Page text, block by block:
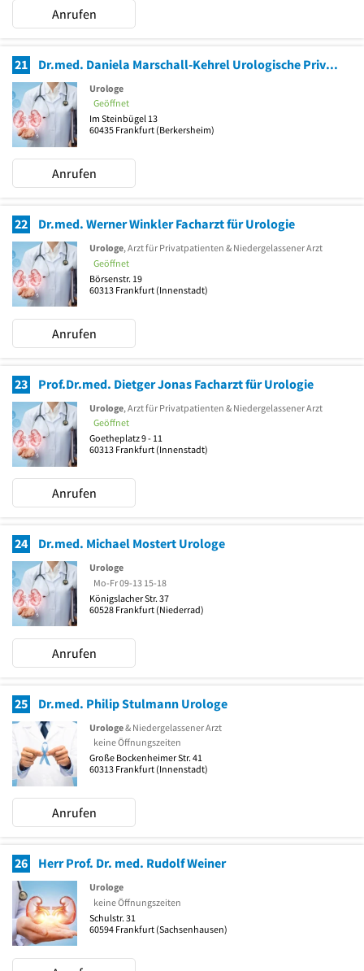
Anrufen
21 Dr.med. Daniela Marschall-Kehrel Urologische Privatpraxis Marschall-Kehrel Ärztin
Urologe
Geöffnet
Im Steinbügel 13
60435 Frankfurt (Berkersheim)
Anrufen
22 Dr.med. Werner Winkler Facharzt für Urologie
Urologe, Arzt für Privatpatienten & Niedergelassener Arzt
Geöffnet
Börsenstr. 19
60313 Frankfurt (Innenstadt)
Anrufen
23 Prof.Dr.med. Dietger Jonas Facharzt für Urologie
Urologe, Arzt für Privatpatienten & Niedergelassener Arzt
Geöffnet
Goetheplatz 9 - 11
60313 Frankfurt (Innenstadt)
Anrufen
24 Dr.med. Michael Mostert Urologe
Urologe
Mo-Fr 09-13 15-18
Königslacher Str. 37
60528 Frankfurt (Niederrad)
Anrufen
25 Dr.med. Philip Stulmann Urologe
Urologe& Niedergelassener Arzt
keine Öffnungszeiten
Große Bockenheimer Str. 41
60313 Frankfurt (Innenstadt)
Anrufen
26 Herr Prof. Dr. med. Rudolf Weiner
Urologe
keine Öffnungszeiten
Schulstr. 31
60594 Frankfurt (Sachsenhausen)